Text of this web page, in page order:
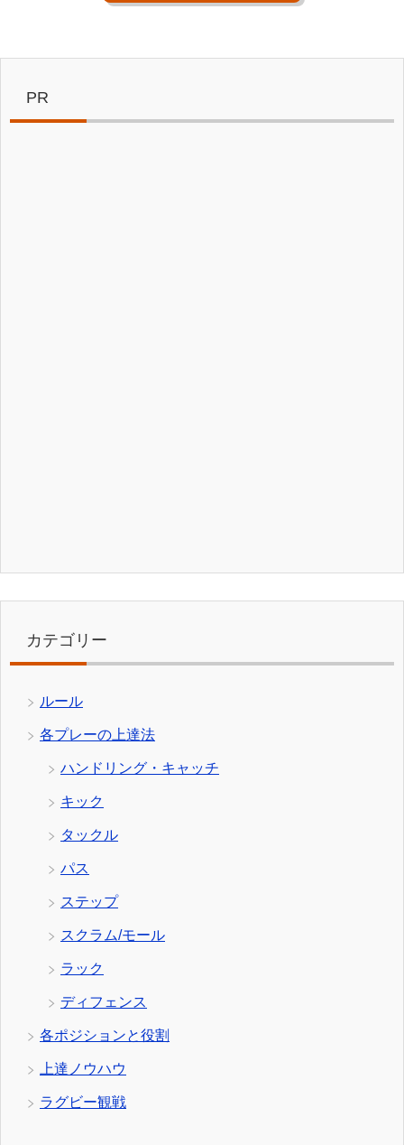
PR
カテゴリー
ルール
各プレーの上達法
ハンドリング・キャッチ
キック
タックル
パス
ステップ
スクラム/モール
ラック
ディフェンス
各ポジションと役割
上達ノウハウ
ラグビー観戦